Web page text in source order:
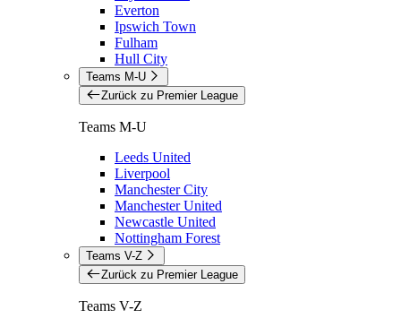
Everton
Ipswich Town
Fulham
Hull City
Teams M-U
Zurück zu Premier League
Teams M-U
Leeds United
Liverpool
Manchester City
Manchester United
Newcastle United
Nottingham Forest
Teams V-Z
Zurück zu Premier League
Teams V-Z